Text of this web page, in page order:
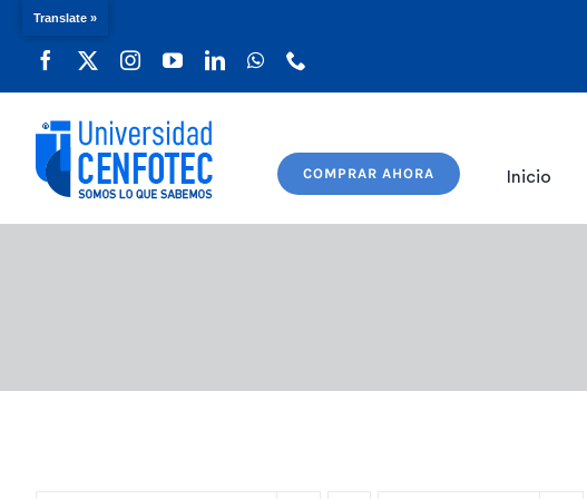
COMPRAR AHORA Inicio
Translate »